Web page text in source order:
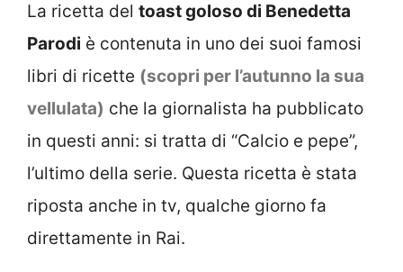
La ricetta del toast goloso di Benedetta
Parodi è contenuta in uno dei suoi famosi
libri di ricette (scopri per l’autunno la sua
vellulata) che la giornalista ha pubblicato
in questi anni: si tratta di “Calcio e pepe”,
l’ultimo della serie. Questa ricetta è stata
riposta anche in tv, qualche giorno fa
direttamente in Rai.